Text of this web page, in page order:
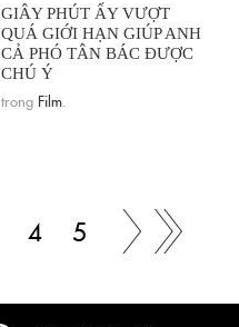
GIÂY PHÚT ẤY VƯỢT
QUÁ GIỚI HẠN GIÚP ANH
CẢ PHÓ TÂN BÁC ĐƯỢC
CHÚ Ý
trong Film
4 5